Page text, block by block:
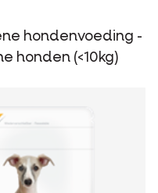
hondenvoeding -
honden (<10kg)